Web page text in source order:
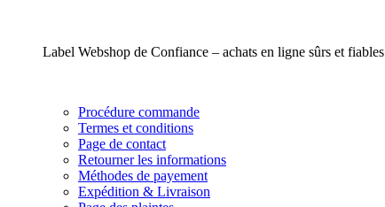
Label Webshop de Confiance – achats en ligne sûrs et fiables
Procédure commande
Termes et conditions
Page de contact
Retourner les informations
Méthodes de payement
Expédition & Livraison